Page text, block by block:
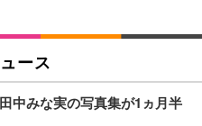
スチェア／デスクチェア メッシ
れない ブラック
レミアムモニター | FlexScan
ペットシーツ 厚型 ワイド 42枚
(吸収面:ライトブルー)
ース
中みな実の写真集が1ヵ月半